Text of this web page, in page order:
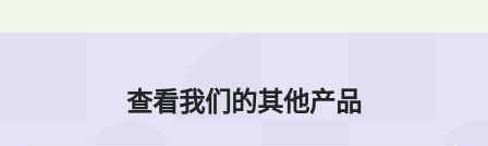
查看我们的其他产品